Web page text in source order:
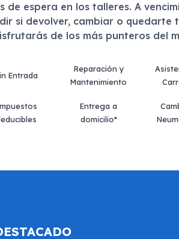
de espera en los talleres. A
si devolver, cambiar o quedarte
de los más punteros del
Entrada
Reparación y
Mantenimiento
Entrega a
domicilio*